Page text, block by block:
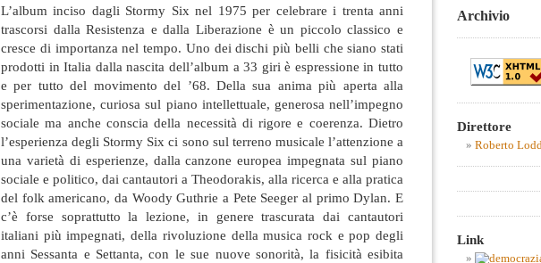
L’album inciso dagli Stormy Six nel 1975 per celebrare i trenta anni
trascorsi dalla Resistenza e dalla Liberazione è un piccolo classico e
cresce di importanza nel tempo. Uno dei dischi più belli che siano stati
prodotti in Italia dalla nascita dell’album a 33 giri è espressione in tutto
e per tutto del movimento del ’68. Della sua anima più aperta alla
sperimentazione, curiosa sul piano intellettuale, generosa nell’impegno
sociale ma anche conscia della necessità di rigore e coerenza. Dietro
l’esperienza degli Stormy Six ci sono sul terreno musicale l’attenzione a
una varietà di esperienze, dalla canzone europea impegnata sul piano
sociale e politico, dai cantautori a Theodorakis, alla ricerca e alla pratica
del folk americano, da Woody Guthrie a Pete Seeger al primo Dylan. E
c’è forse soprattutto la lezione, in genere trascurata dai cantautori
italiani più impegnati, della rivoluzione della musica rock e pop degli
anni Sessanta e Settanta, con le sue nuove sonorità, la fisicità esibita
Archivio
Direttore
Roberto
Link